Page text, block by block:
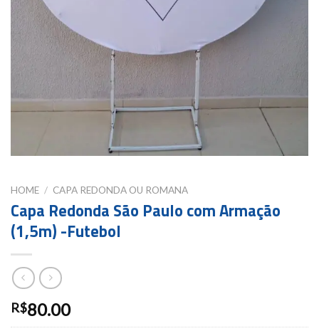
HOME / CAPA REDONDA OU ROMANA
Capa Redonda São Paulo com Armação
(1,5m) -Futebol
R$80.00